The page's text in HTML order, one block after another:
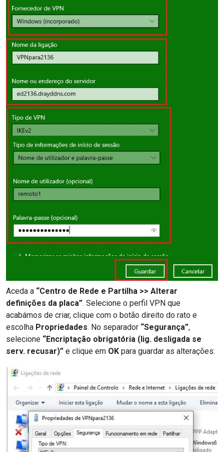
Aceda a “Centro de Rede e Partilha >> Alterar
definições da placa”. Selecione o perfil VPN que
acabámos de criar, clique com o botão direito do rato e
escolha Propriedades. No separador “Segurança”,
selecione “Encriptação obrigatória (lig. desligada se
serv. recusar)” e clique em OK para guardar as alterações: